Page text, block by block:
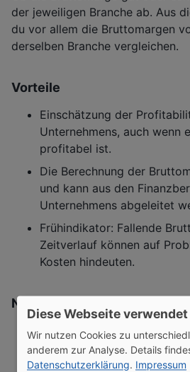
der jeweiligen Branche ab. Aus
du vor allem die Bruttomargen
derselben Branche vergleichen.
Vorteile
Einschätzung der
Unternehmens, auch wenn
profitabel ist.
Die Berechnung der
und kann aus den
Unternehmens abgeleitet
Frühindikator: Fallende
Zeitverlauf können auf
Kosten hindeuten.
Nachteile
Der Vergleich zwischen
ist schwierig, da die
variiert.
Diese Webseite
Wir nutzen Cookies zu
anderem zur Analyse. Details
Datenschutzerklärung. Impressum